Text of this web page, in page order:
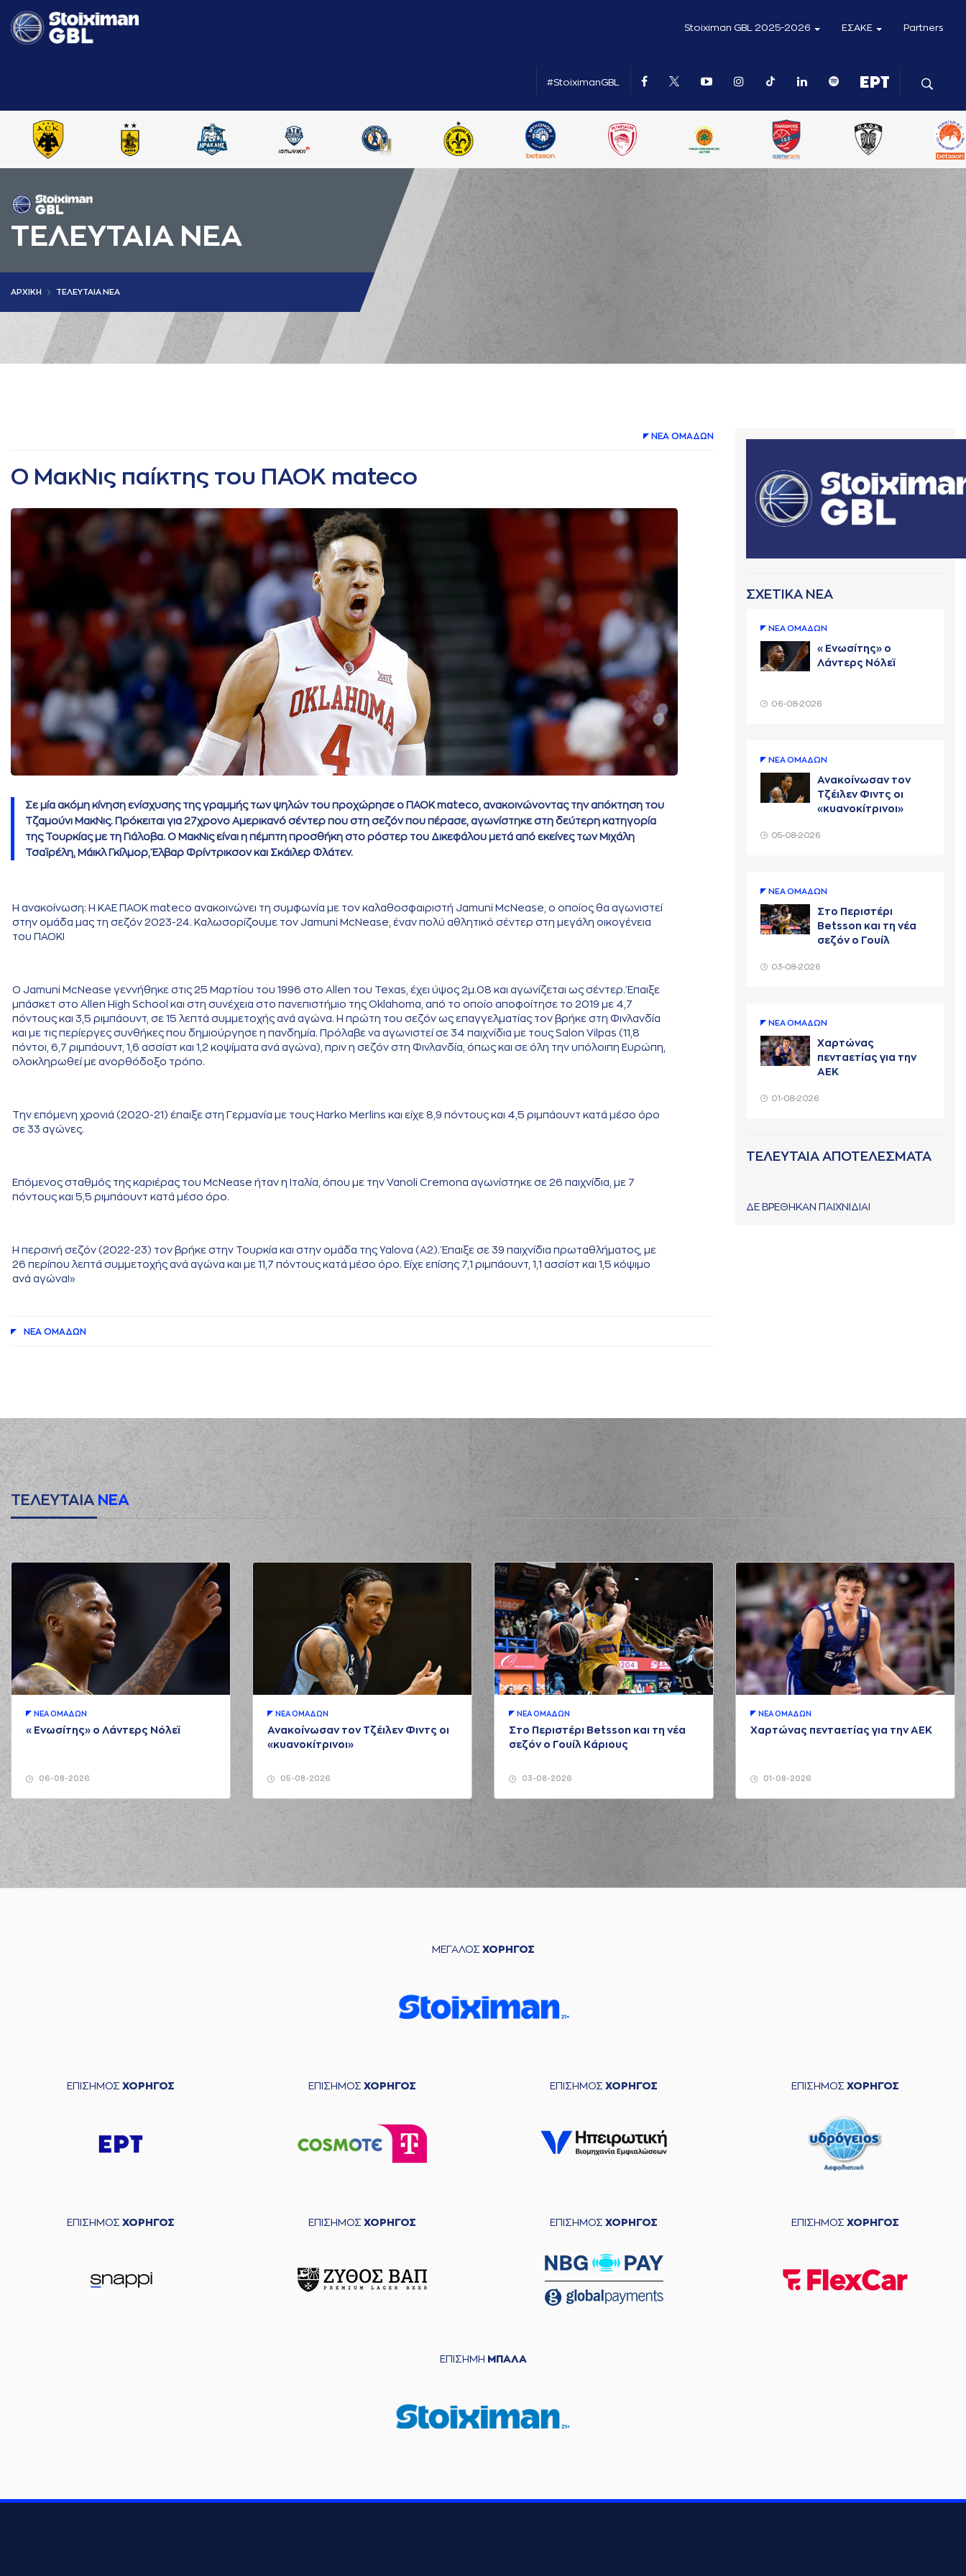
Stoiximan GBL 2025-2026 ΕΣΑΚΕ Partners
#StoiximanGBL
ΤΕΛΕΥΤΑΙΑ ΝΕΑ
AΡΧΙΚΗ ΤΕΛΕΥΤΑΙΑ ΝΕΑ
ΝΕA ΟΜAΔΩΝ
Ο ΜακΝις παίκτης του ΠΑΟΚ mateco
Σε μία ακόμη κίνηση ενίσχυσης της γραμμής των ψηλών του προχώρησε ο ΠΑΟΚ mateco, ανακοινώνοντας την απόκτηση του
Τζαμούνι ΜακΝις. Πρόκειται για 27χρονο Αμερικανό σέντερ που στη σεζόν που πέρασε, αγωνίστηκε στη δεύτερη κατηγορία
της Τουρκίας με τη Γιάλοβα. Ο ΜακΝις είναι η πέμπτη προσθήκη στο ρόστερ του Δικεφάλου μετά από εκείνες των Μιχάλη
Τσαϊρέλη, Μάικλ Γκίλμορ, Έλβαρ Φρίντρικσον και Σκάιλερ Φλάτεν.
Η ανακοίνωση: Η ΚΑΕ ΠΑΟΚ mateco ανακοινώνει τη συμφωνία με τον καλαθοσφαιριστή Jamuni McNease, ο οποίος θα αγωνιστεί
στην ομάδα μας τη σεζόν 2023-24. Καλωσορίζουμε τον Jamuni McNease, έναν πολύ αθλητικό σέντερ στη μεγάλη οικογένεια
του ΠΑΟΚ!
Ο Jamuni McNease γεννήθηκε στις 25 Μαρτίου του 1996 στο Allen του Texas, έχει ύψος 2μ.08 και αγωνίζεται ως σέντερ. Έπαιξε
μπάσκετ στο Allen High School και στη συνέχεια στο πανεπιστήμιο της Oklahoma, από το οποίο αποφοίτησε το 2019 με 4,7
πόντους και 3,5 ριμπάουντ, σε 15 λεπτά συμμετοχής ανά αγώνα. Η πρώτη του σεζόν ως επαγγελματίας τον βρήκε στη Φινλανδία
και με τις περίεργες συνθήκες που δημιούργησε η πανδημία. Πρόλαβε να αγωνιστεί σε 34 παιχνίδια με τους Salon Vilpas (11,8
πόντοι, 6,7 ριμπάουντ, 1,6 ασσίστ και 1,2 κοψίματα ανά αγώνα), πριν η σεζόν στη Φινλανδία, όπως και σε όλη την υπόλοιπη Ευρώπη,
ολοκληρωθεί με ανορθόδοξο τρόπο.
Την επόμενη χρονιά (2020-21) έπαιξε στη Γερμανία με τους Harko Merlins και είχε 8,9 πόντους και 4,5 ριμπάουντ κατά μέσο όρο
σε 33 αγώνες.
Επόμενος σταθμός της καριέρας του McNease ήταν η Ιταλία, όπου με την Vanoli Cremona αγωνίστηκε σε 26 παιχνίδια, με 7
πόντους και 5,5 ριμπάουντ κατά μέσο όρο.
Η περσινή σεζόν (2022-23) τον βρήκε στην Τουρκία και στην ομάδα της Yalova (A2). Έπαιξε σε 39 παιχνίδια πρωταθλήματος, με
26 περίπου λεπτά συμμετοχής ανά αγώνα και με 11,7 πόντους κατά μέσο όρο. Είχε επίσης 7,1 ριμπάουντ, 1,1 ασσίστ και 1,5 κόψιμο
ανά αγώνα!»
ΝΕA ΟΜAΔΩΝ
ΣΧΕΤΙΚΑ ΝΕΑ
ΝΕA ΟΜAΔΩΝ
«Ενωσίτης» ο
Λάντερς Νόλεϊ
06-08-2026
ΝΕA ΟΜAΔΩΝ
Ανακοίνωσαν τον
Τζέιλεν Φιντς οι
«κυανοκίτρινοι»
05-08-2026
ΝΕA ΟΜAΔΩΝ
Στο Περιστέρι
Betsson και τη νέα
σεζόν ο Γουίλ
03-08-2026
ΝΕA ΟΜAΔΩΝ
Χαρτώνας
πενταετίας για την
ΑΕΚ
01-08-2026
ΤΕΛΕΥΤΑΙΑ ΑΠΟΤΕΛΕΣΜΑΤΑ
ΔΕ ΒΡΕΘΗΚΑΝ ΠΑΙΧΝΙΔΙΑ!
ΤΕΛΕΥΤΑΙΑ ΝΕΑ
06-08-2026
ΝΕA ΟΜAΔΩΝ
«Ενωσίτης» ο Λάντερς Νόλεϊ
05-08-2026
ΝΕA ΟΜAΔΩΝ
Ανακοίνωσαν τον Τζέιλεν Φιντς οι
«κυανοκίτρινοι»
03-08-2026
ΝΕA ΟΜAΔΩΝ
Στο Περιστέρι Betsson και τη νέα
σεζόν ο Γουίλ Κάριους
01-08-2026
ΝΕA ΟΜAΔΩΝ
Χαρτώνας πενταετίας για την ΑΕΚ
ΜΕΓΑΛΟΣ ΧΟΡΗΓΟΣ
ΕΠΙΣΗΜΟΣ ΧΟΡΗΓΟΣ ΕΠΙΣΗΜΟΣ ΧΟΡΗΓΟΣ ΕΠΙΣΗΜΟΣ ΧΟΡΗΓΟΣ ΕΠΙΣΗΜΟΣ ΧΟΡΗΓΟΣ
ΕΠΙΣΗΜΟΣ ΧΟΡΗΓΟΣ ΕΠΙΣΗΜΟΣ ΧΟΡΗΓΟΣ ΕΠΙΣΗΜΟΣ ΧΟΡΗΓΟΣ ΕΠΙΣΗΜΟΣ ΧΟΡΗΓΟΣ
ΕΠΙΣΗΜΗ ΜΠΑΛΑ